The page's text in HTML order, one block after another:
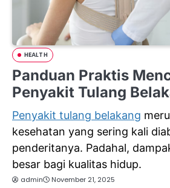
HEALTH
Panduan Praktis
Penyakit Tulang
Penyakit tulang belakang
kesehatan yang sering kali
penderitanya. Padahal,
besar bagi kualitas hidup.
admin November 21, 2025